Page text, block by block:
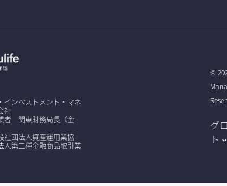
インベストメント・マネ
社
者 関東財務局長（金
団法人資産運用業協
人第二種金融商品取引業
©
グ
ト